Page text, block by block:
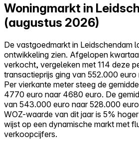
Alles-in-één
Reviews
Prijzen
Log in
Probeer Walter gratis
Woningmarkt in
(augustus 2026)
De vastgoedmarkt in Leidschendam
ontwikkeling zien. Afgelopen
verkocht, vergeleken met 114 deze
transactieprijs ging van 552.000
Per vierkante meter steeg de
4770 euro naar 4680 euro. De
van 543.000 euro naar 528.000
WOZ-waarde van dit jaar is 5%
wijst op een dynamische markt met
verkoopcijfers.